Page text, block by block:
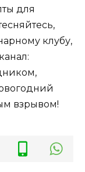
для
клубу,
взрывом!